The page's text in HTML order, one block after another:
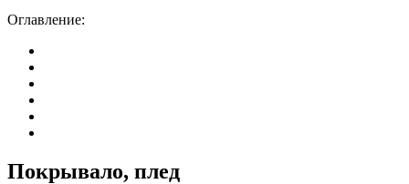
Оглавление:
Покрывало, плед